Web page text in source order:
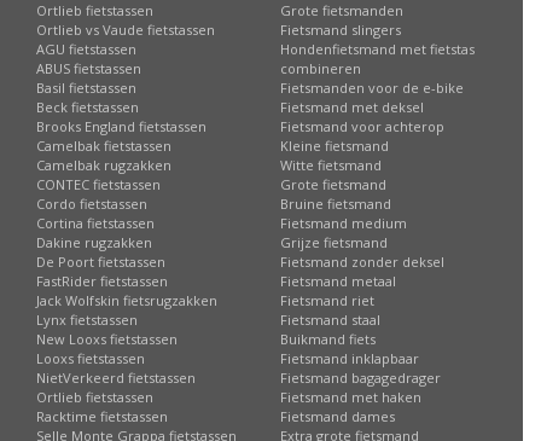
Ortlieb fietstassen
Ortlieb vs Vaude fietstassen
AGU fietstassen
ABUS fietstassen
Basil fietstassen
Beck fietstassen
Brooks England fietstassen
Camelbak fietstassen
Camelbak rugzakken
CONTEC fietstassen
Cordo fietstassen
Cortina fietstassen
Dakine rugzakken
De Poort fietstassen
FastRider fietstassen
Jack Wolfskin fietsrugzakken
Lynx fietstassen
New Looxs fietstassen
Looxs fietstassen
NietVerkeerd fietstassen
Ortlieb fietstassen
Racktime fietstassen
Selle Monte Grappa fietstassen
Grote fietsmanden
Fietsmand slingers
Hondenfietsmand met fietstas
combineren
Fietsmanden voor de e-bike
Fietsmand met deksel
Fietsmand voor achterop
Kleine fietsmand
Witte fietsmand
Grote fietsmand
Bruine fietsmand
Fietsmand medium
Grijze fietsmand
Fietsmand zonder deksel
Fietsmand metaal
Fietsmand riet
Fietsmand staal
Buikmand fiets
Fietsmand inklapbaar
Fietsmand bagagedrager
Fietsmand met haken
Fietsmand dames
Extra grote fietsmand